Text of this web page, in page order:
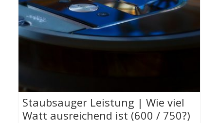
Staubsauger Leistung | Wie viel
Watt ausreichend ist (600 / 750?)